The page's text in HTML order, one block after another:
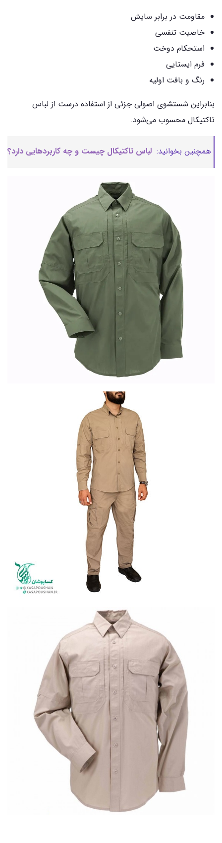
مقاومت در برابر سایش
خاصیت تنفسی
استحکام دوخت
فرم ایستایی
رنگ و بافت اولیه
بنابراین شستشوی اصولی جزئی از استفاده درست از لباس
تاکتیکال محسوب می‌شود.
همچنین بخوانید: لباس تاکتیکال چیست و چه کاربردهایی دارد؟